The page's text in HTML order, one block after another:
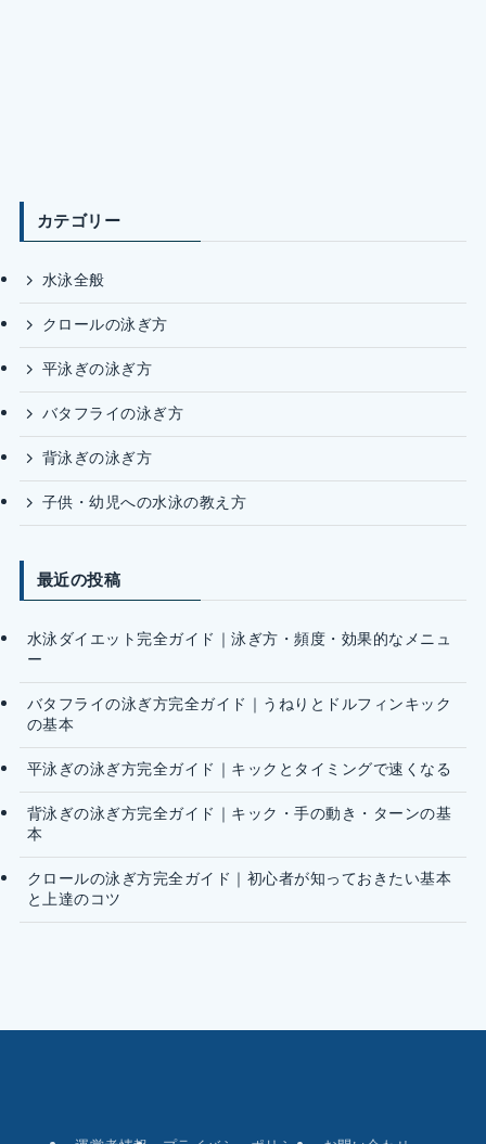
カテゴリー
水泳全般
クロールの泳ぎ方
平泳ぎの泳ぎ方
バタフライの泳ぎ方
背泳ぎの泳ぎ方
子供・幼児への水泳の教え方
最近の投稿
水泳ダイエット完全ガイド｜泳ぎ方・頻度・効果的なメニュ
ー
バタフライの泳ぎ方完全ガイド｜うねりとドルフィンキック
の基本
平泳ぎの泳ぎ方完全ガイド｜キックとタイミングで速くなる
背泳ぎの泳ぎ方完全ガイド｜キック・手の動き・ターンの基
本
クロールの泳ぎ方完全ガイド｜初心者が知っておきたい基本
と上達のコツ